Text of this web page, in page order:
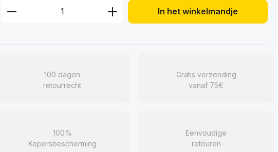
Producthoeveelheid: Voer de gewenste
In het winkelmandje
100 dagen
retourrecht
Gratis verzending
vanaf 75€
100%
Kopersbescherming
Eenvoudige
retouren